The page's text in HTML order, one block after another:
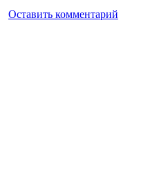
Оставить комментарий